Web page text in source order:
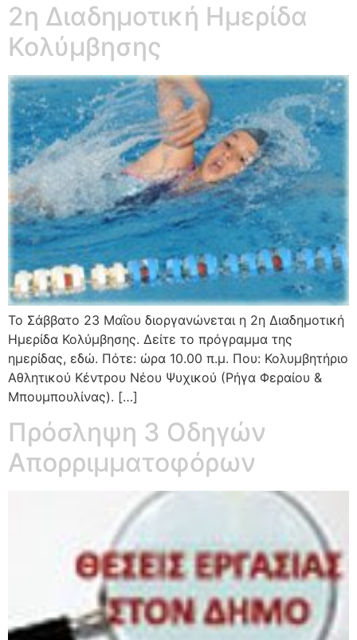
2η Διαδημοτική Ημερίδα
Κολύμβησης
Το Σάββατο 23 Μαΐου διοργανώνεται η 2η Διαδημοτική
Ημερίδα Κολύμβησης. Δείτε το πρόγραμμα της
ημερίδας, εδώ. Πότε: ώρα 10.00 π.μ. Που: Κολυμβητήριο
Αθλητικού Κέντρου Νέου Ψυχικού (Ρήγα Φεραίου &
Μπουμπουλίνας). […]
Πρόσληψη 3 Οδηγών
Απορριμματοφόρων